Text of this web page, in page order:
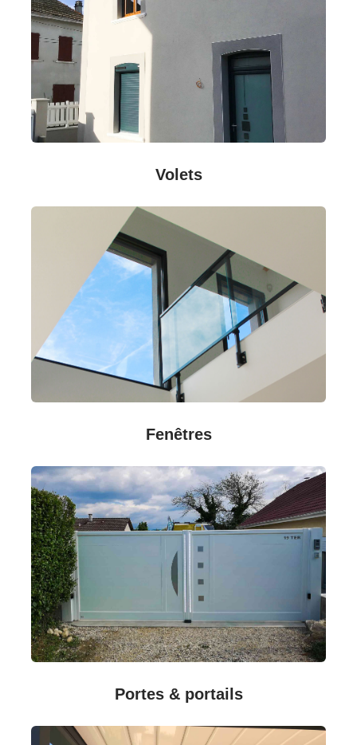
Volets
Fenêtres
Portes & portails